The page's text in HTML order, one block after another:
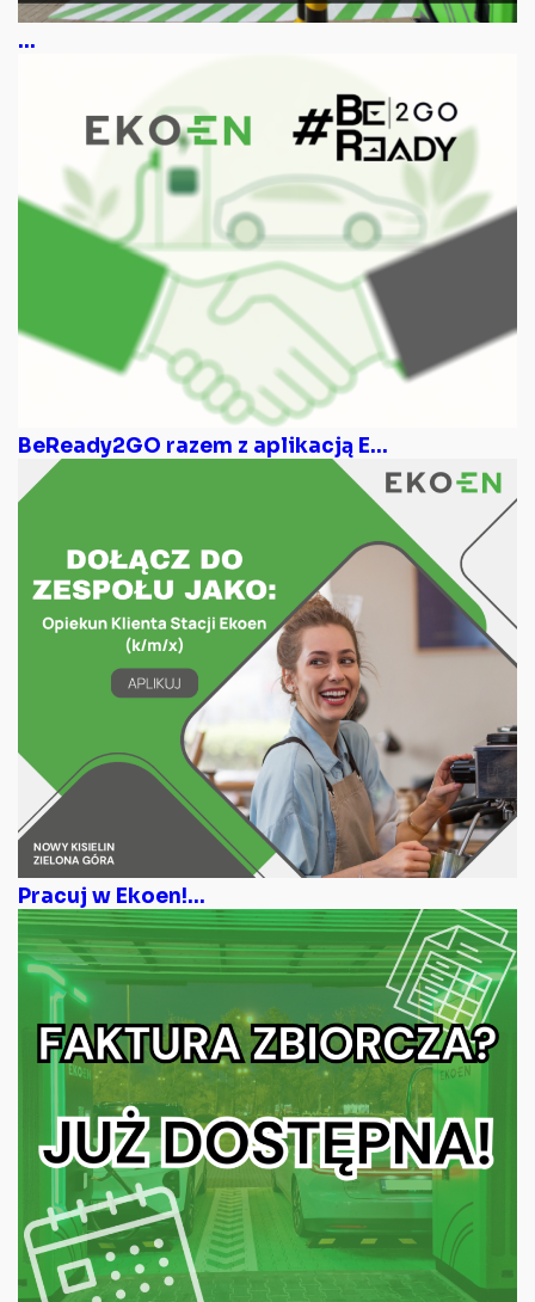
...
BeReady2GO razem z aplikacją E...
Pracuj w Ekoen!...